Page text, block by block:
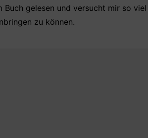
gelesen und versucht mir so viel
zu können.